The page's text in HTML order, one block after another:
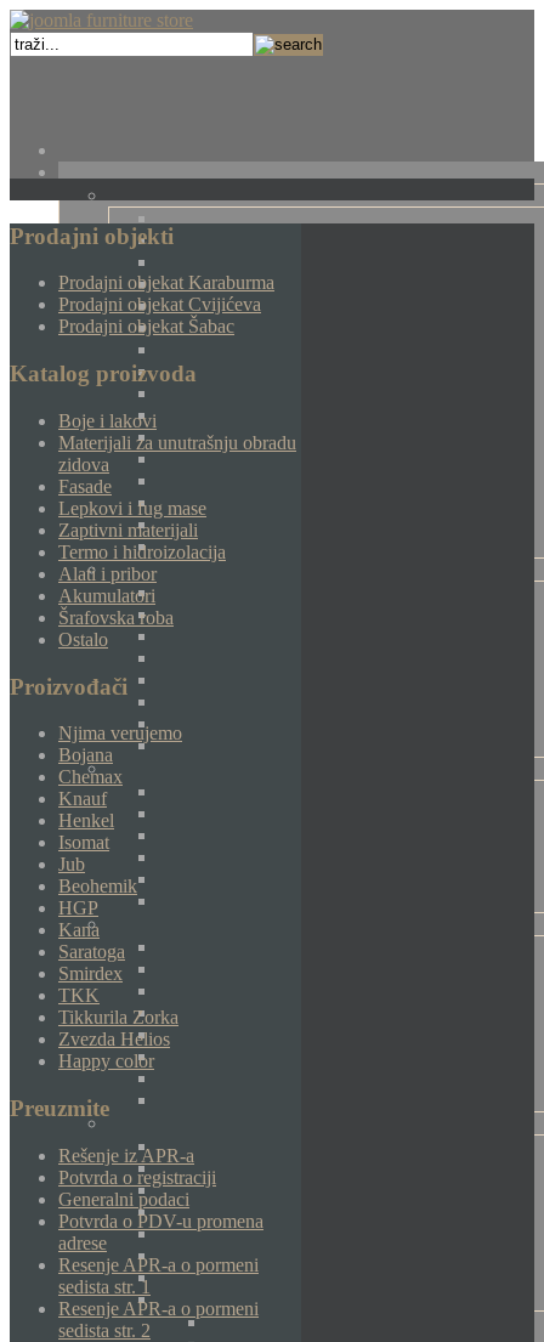
Prodajni objekti
Prodajni objekat Karaburma
Prodajni objekat Cvijićeva
Prodajni objekat Šabac
Katalog proizvoda
Boje i lakovi
Materijali za unutrašnju obradu
zidova
Fasade
Lepkovi i fug mase
Zaptivni materijali
Termo i hidroizolacija
Alati i pribor
Akumulatori
Šrafovska roba
Ostalo
Proizvođači
Njima verujemo
Bojana
Chemax
Knauf
Henkel
Isomat
Jub
Beohemik
HGP
Kana
Saratoga
Smirdex
TKK
Tikkurila Zorka
Zvezda Helios
Happy color
Preuzmite
Rešenje iz APR-a
Potvrda o registraciji
Generalni podaci
Potvrda o PDV-u promena
adrese
Resenje APR-a o pormeni
sedista str. 1
Resenje APR-a o pormeni
sedista str. 2